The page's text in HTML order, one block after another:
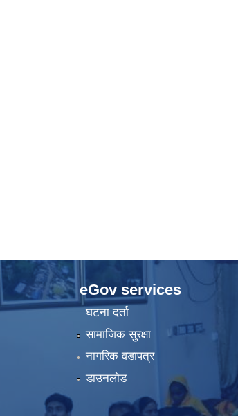
eGov services
घटना दर्ता
सामाजिक सुरक्षा
नागरिक वडापत्र
डाउनलोड